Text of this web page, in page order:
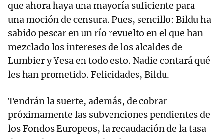
que ahora haya una mayoría suficiente para
una moción de censura. Pues, sencillo: Bildu ha
sabido pescar en un río revuelto en el que han
mezclado los intereses de los alcaldes de
Lumbier y Yesa en todo esto. Nadie contará qué
les han prometido. Felicidades, Bildu.
Tendrán la suerte, además, de cobrar
próximamente las subvenciones pendientes de
los Fondos Europeos, la recaudación de la tasa